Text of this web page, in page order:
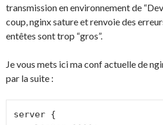
transmission en environnement de
coup, nginx sature et renvoie des
entêtes sont trop “gros”.
Je vous mets ici ma conf actuelle de
par la suite :
server {